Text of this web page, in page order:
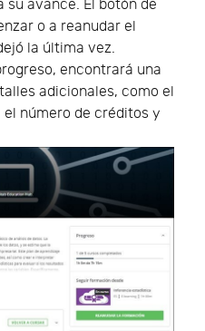
su avance. El botón de
o a reanudar el
la última vez.
encontrará una
adicionales, como el
número de créditos y